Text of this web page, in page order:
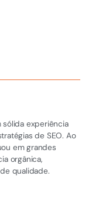
sólida experiência
de SEO. Ao
em grandes
orgânica,
qualidade.